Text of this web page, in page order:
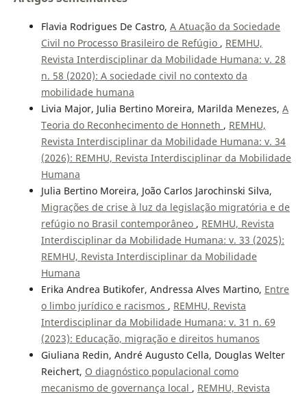
Flavia Rodrigues De Castro, A Atuação da Sociedade
Civil no Processo Brasileiro de Refúgio , REMHU,
Revista Interdisciplinar da Mobilidade Humana: v. 28
n. 58 (2020): A sociedade civil no contexto da
mobilidade humana
Livia Major, Julia Bertino Moreira, Marilda Menezes, A
Teoria do Reconhecimento de Honneth , REMHU,
Revista Interdisciplinar da Mobilidade Humana: v. 34
(2026): REMHU, Revista Interdisciplinar da Mobilidade
Humana
Julia Bertino Moreira, João Carlos Jarochinski Silva,
Migrações de crise à luz da legislação migratória e de
refúgio no Brasil contemporâneo , REMHU, Revista
Interdisciplinar da Mobilidade Humana: v. 33 (2025):
REMHU, Revista Interdisciplinar da Mobilidade
Humana
Erika Andrea Butikofer, Andressa Alves Martino, Entre
o limbo jurídico e racismos , REMHU, Revista
Interdisciplinar da Mobilidade Humana: v. 31 n. 69
(2023): Educação, migração e direitos humanos
Giuliana Redin, André Augusto Cella, Douglas Welter
Reichert, O diagnóstico populacional como
mecanismo de governança local , REMHU, Revista